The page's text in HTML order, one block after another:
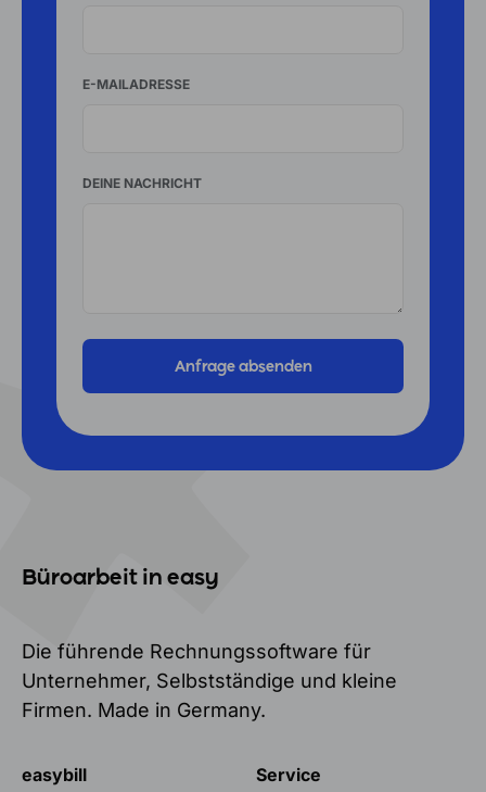
E-MAILADRESSE
DEINE NACHRICHT
Büroarbeit in easy
Die führende Rechnungssoftware für
Unternehmer, Selbstständige und kleine
Firmen. Made in Germany.
easybill Service